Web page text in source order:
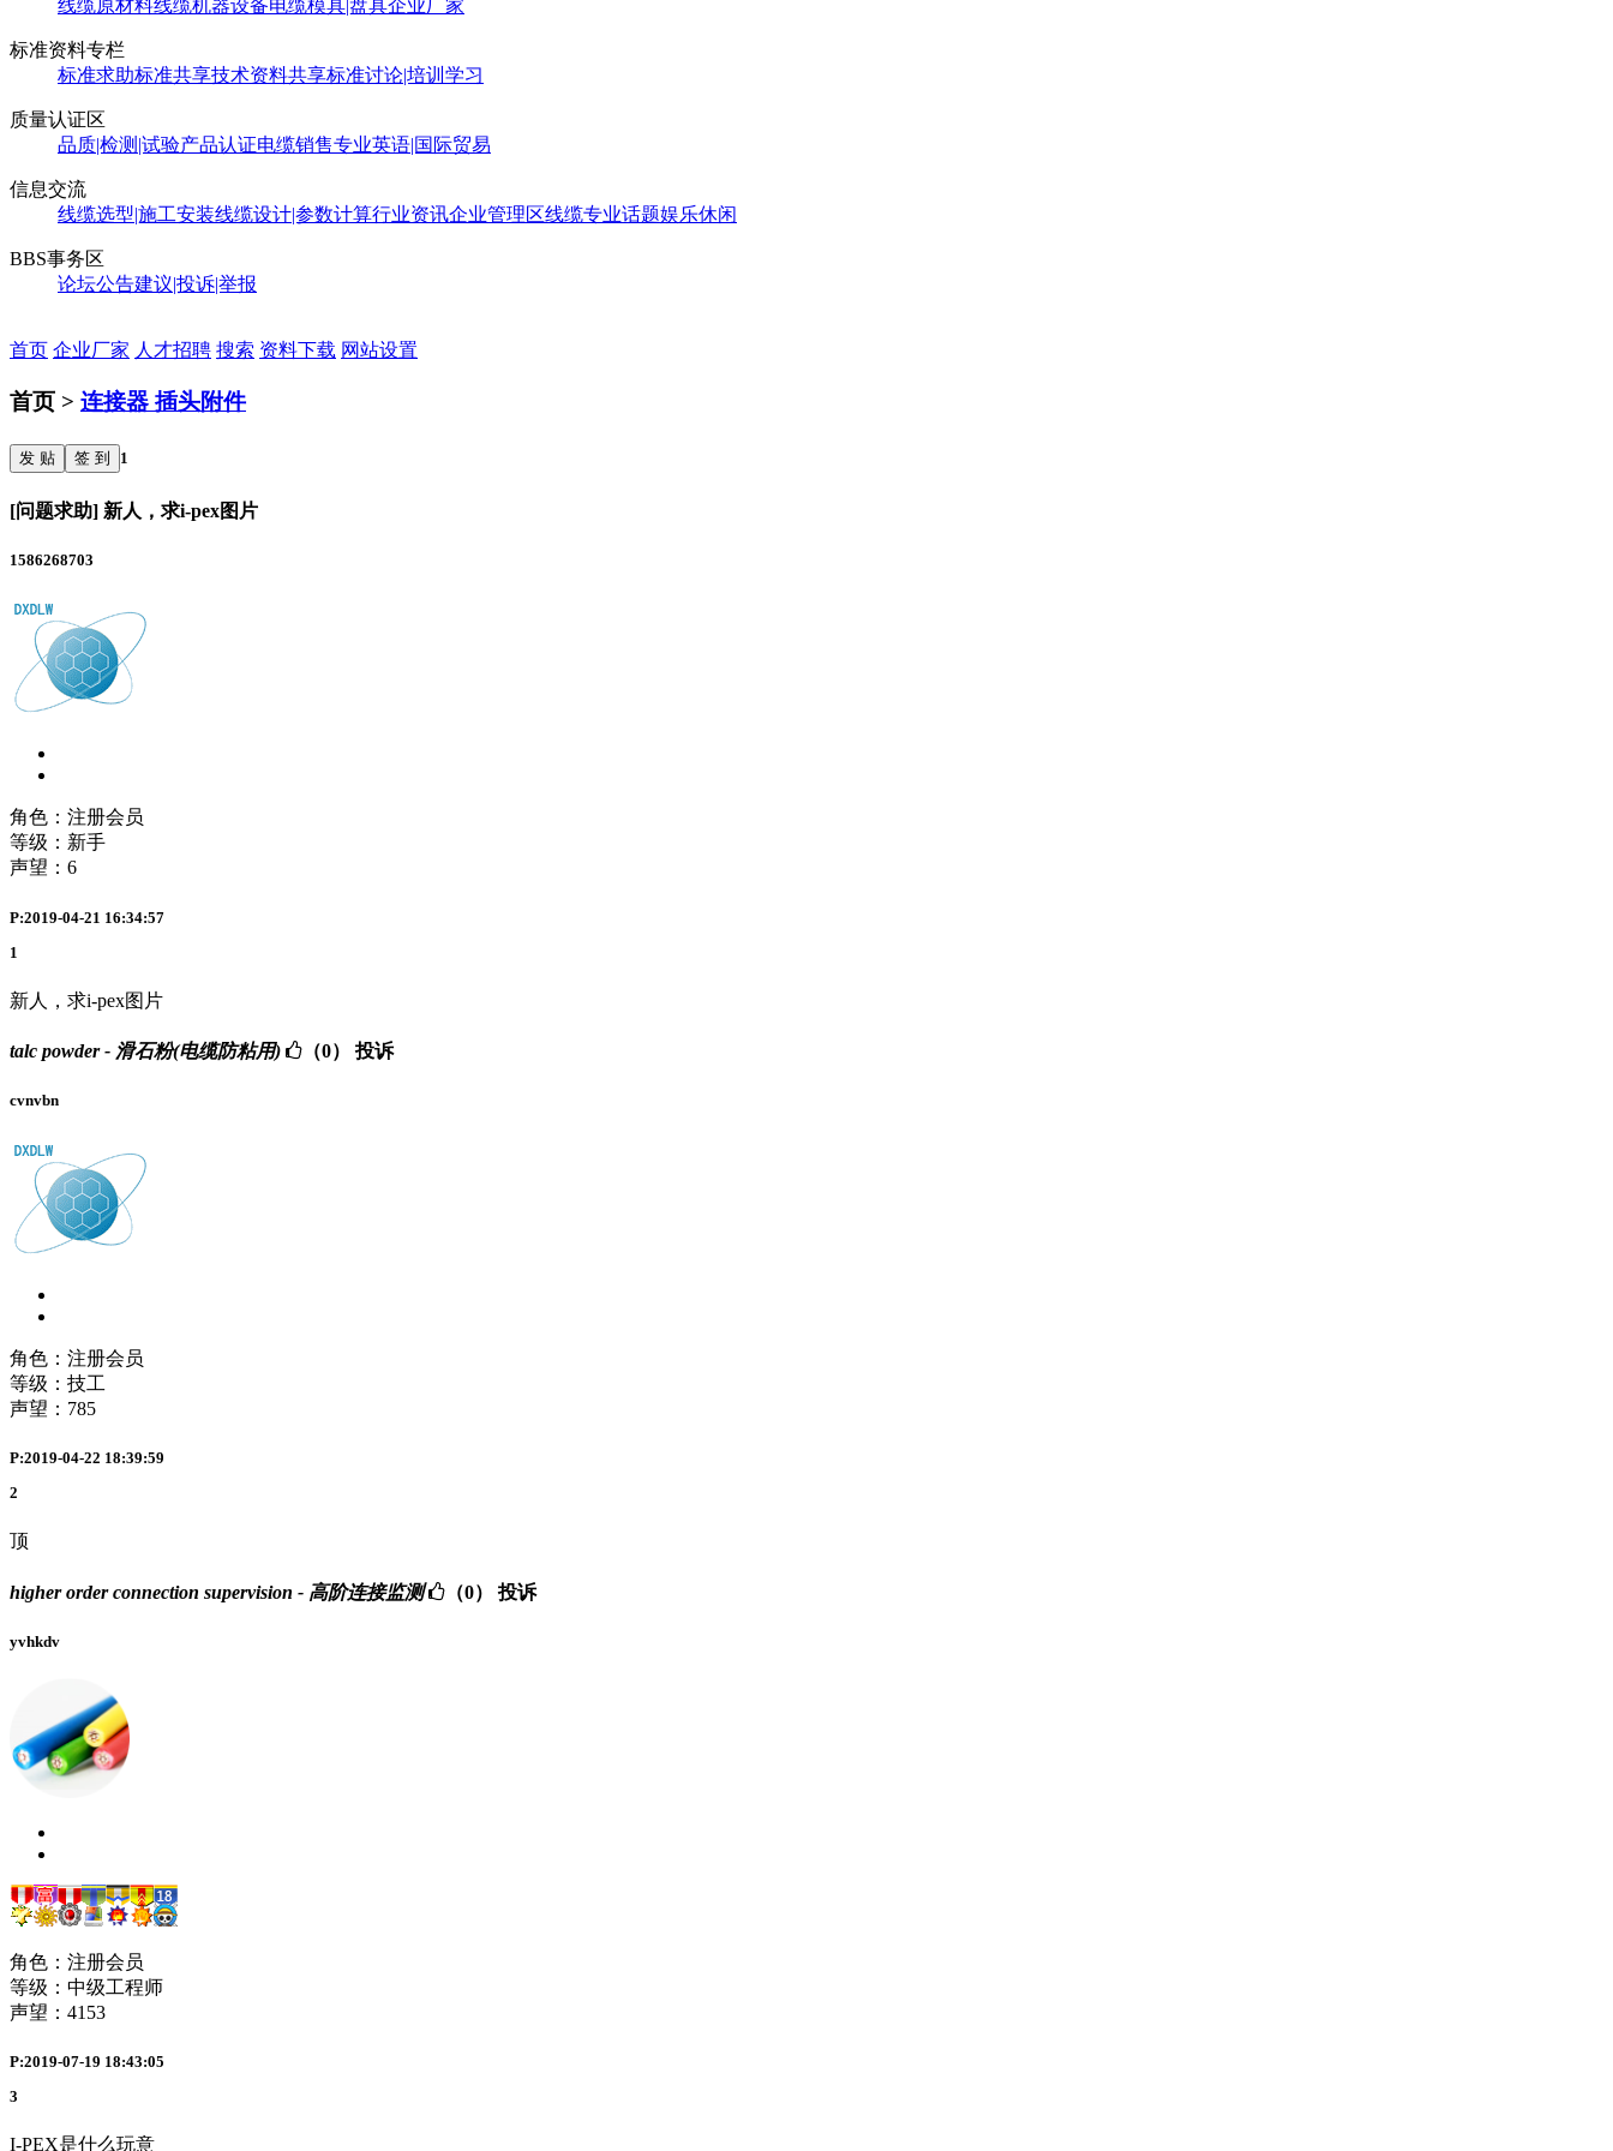
线缆原材料线缆机器设备电缆模具|盘具企业厂家
标准资料专栏
标准求助标准共享技术资料共享标准讨论|培训学习
质量认证区
品质|检测|试验产品认证电缆销售专业英语|国际贸易
信息交流
线缆选型|施工安装线缆设计|参数计算行业资讯企业管理区线缆专业话题娱乐休闲
BBS事务区
论坛公告建议|投诉|举报
首页 企业厂家 人才招聘 搜索 资料下载 网站设置
首页 > 连接器 插头附件
发 贴 签 到 1
[问题求助] 新人，求i-pex图片
1586268703
角色：注册会员
等级：新手
声望： 6
P:2019-04-21 16:34:57
1
新人，求i-pex图片
talc powder - 滑石粉(电缆防粘用) （0） 投诉
cvnvbn
角色：注册会员
等级：技工
声望： 785
P:2019-04-22 18:39:59
2
顶
higher order connection supervision - 高阶连接监测 （0） 投诉
yvhkdv
角色：注册会员
等级：中级工程师
声望： 4153
P:2019-07-19 18:43:05
3
I-PEX是什么玩意